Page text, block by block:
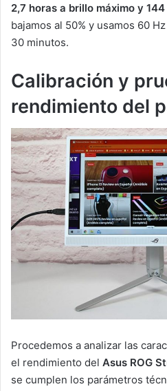
2,7 horas a brillo máximo y
bajamos al 50% y usamos 60
30 minutos.
Calibración y
rendimiento del
Procedemos a analizar las
el rendimiento del Asus ROG
se cumplen los parámetros